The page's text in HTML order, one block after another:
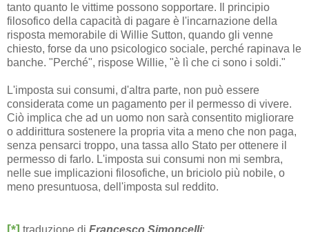
tanto quanto le vittime possono sopportare. Il principio
filosofico della capacità di pagare è l'incarnazione della
risposta memorabile di Willie Sutton, quando gli venne
chiesto, forse da uno psicologico sociale, perché rapinava le
banche. "Perché", rispose Willie, "è lì che ci sono i soldi."
L'imposta sui consumi, d'altra parte, non può essere
considerata come un pagamento per il permesso di vivere.
Ciò implica che ad un uomo non sarà consentito migliorare
o addirittura sostenere la propria vita a meno che non paga,
senza pensarci troppo, una tassa allo Stato per ottenere il
permesso di farlo. L'imposta sui consumi non mi sembra,
nelle sue implicazioni filosofiche, un briciolo più nobile, o
meno presuntuosa, dell'imposta sul reddito.
[*] traduzione di Francesco Simoncelli: